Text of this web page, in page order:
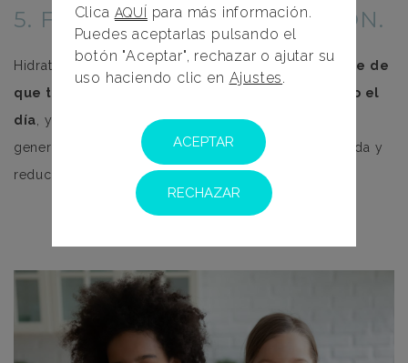
5. FOMENTA LA HIDRATACIÓN.
Hidratarse es esencial para la salud bucal.Asegúrate de
que tus hijxs tengan acceso a agua durante todo el
día, ya que, además que es necesario para su salud
general, el agua ayuda a eliminar los restos de comida y
reduce el riesgo de caries.
Clica AQUÍ
para más información.
Puedes aceptarlas pulsando el
botón "Aceptar", rechazar o ajutar su
uso haciendo clic en Ajustes.
ACEPTAR
RECHAZAR